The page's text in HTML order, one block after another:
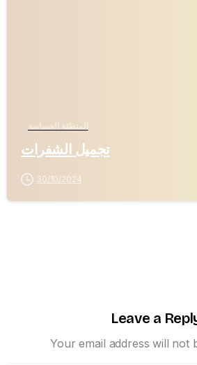
المنطقة الحساسة
تجميل الشفرات
30/10/2024
Leave a
Your email address will not